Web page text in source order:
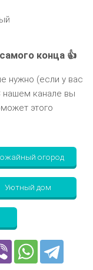
конца 👍
нужно (если у вас
нашем канале вы
этого
огород
Уютный дом